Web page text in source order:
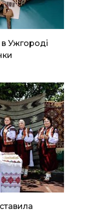
Ужгороді